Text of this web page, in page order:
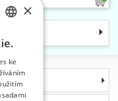
ENGLISH
GERMAN
×
ke